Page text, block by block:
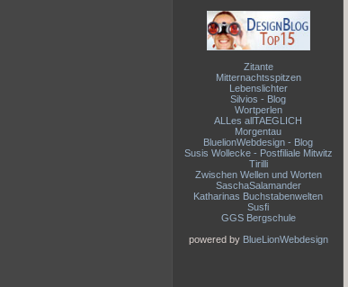
Zitante
Mitternachtsspitzen
Lebenslichter
Silvios - Blog
Wortperlen
ALLes allTAEGLICH
Morgentau
BluelionWebdesign - Blog
Susis Wollecke - Postfiliale Mitwitz
Tirilli
Zwischen Wellen und Worten
SaschaSalamander
Katharinas Buchstabenwelten
Susfi
GGS Bergschule
powered by BlueLionWebdesign